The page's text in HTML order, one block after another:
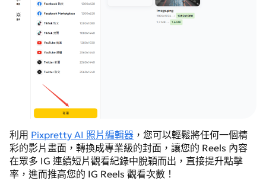
利用 Pixpretty AI 照片編輯器 ，您可以輕鬆將任何一個精
彩的影片畫面，轉換成專業級的封面，讓您的 Reels 內容
在眾多 IG 連續短片觀看紀錄中脫穎而出，直接提升點擊
率，進而推高您的 IG Reels 觀看次數！